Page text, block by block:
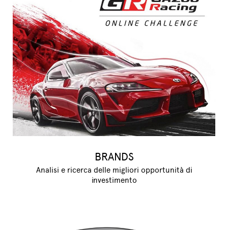
BRANDS
Analisi e ricerca delle migliori opportunità di
investimento